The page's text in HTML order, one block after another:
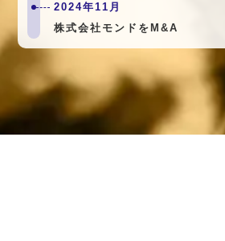
2024年11月
株式会社モンドをM&A